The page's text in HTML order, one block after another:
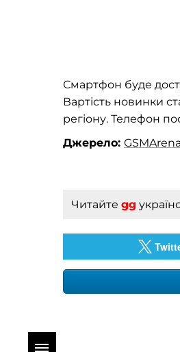
Смартфон буде
Вартість новинки
регіону. Телефон
Джерело: GSMArena
Читайте gg